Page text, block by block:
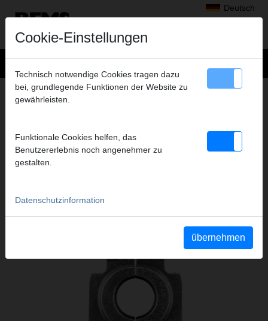
Deutsch
Produkte>Radialpressen>
REMS Presszangen Mini A2-22kN/Pressringe
REMS PRESSRING RLS 3/4"
(PR-2B S)
Art.-Nr. 574838 R
Katalogauszüge
Cookie-Einstellungen
Technisch notwendige Cookies tragen dazu
bei, grundlegende Funktionen der Website zu
gewährleisten.
Funktionale Cookies helfen, das
Benutzererlebnis noch angenehmer zu
gestalten.
Datenschutzinformation
übernehmen